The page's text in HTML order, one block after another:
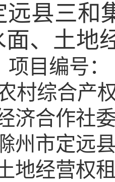
远县三和
面、土地
项目编号：
村综合产
济合作社
州市定远
地经营权